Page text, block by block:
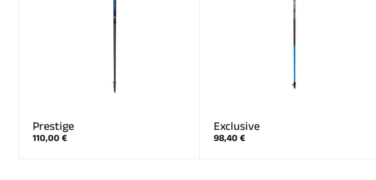
Prestige
110,00 €
Exclusive
98,40 €